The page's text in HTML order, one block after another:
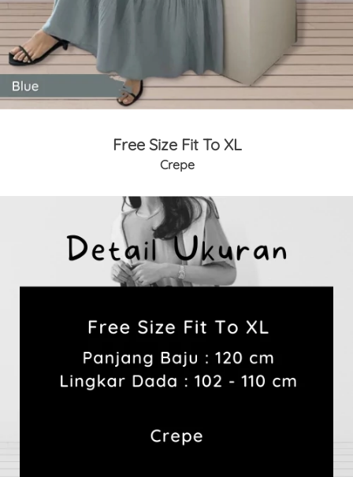
Free Size Fit To XL
Crepe